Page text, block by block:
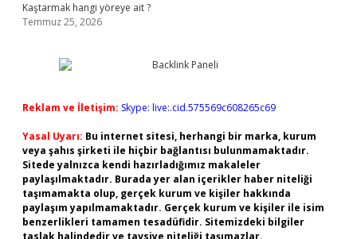
Kaştarmak hangi yöreye ait ?
Temmuz 25, 2026
Reklam ve İletişim: Skype: live:.cid.575569c608265c69
Yasal Uyarı: Bu internet sitesi, herhangi bir marka, kurum
veya şahıs şirketi ile hiçbir bağlantısı bulunmamaktadır.
Sitede yalnızca kendi hazırladığımız makaleler
paylaşılmaktadır. Burada yer alan içerikler haber niteliği
taşımamakta olup, gerçek kurum ve kişiler hakkında
paylaşım yapılmamaktadır. Gerçek kurum ve kişiler ile isim
benzerlikleri tamamen tesadüfidir. Sitemizdeki bilgiler
taslak halindedir ve tavsiye niteliği taşımazlar.